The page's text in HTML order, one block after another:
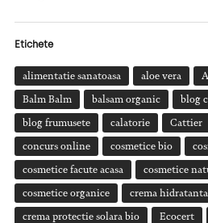
Etichete
alimentatie sanatoasa aloe vera
Balm Balm balsam organic blog
blog frumusete calatorie Cattier
concurs online cosmetice bio
cosmetice facute acasa cosmetice
cosmetice organice crema hidratanta
crema protectie solara bio Ecocert